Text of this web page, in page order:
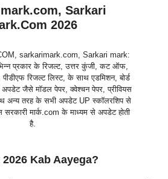
Sarkari
2026
sarkarimark.com, Sarkari mark:
प्रकार के रिजल्ट, उत्तर कुंजी, कट ऑफ,
रिजल्ट लिस्ट, के साथ एडमिशन, बोर्ड
अपडेट जैसे मॉडल पेपर, क्वेश्चन पेपर, प्रीवियस
अन्य तरह के सभी अपडेट UP स्कॉलरशिप से
मार्क.com के माध्यम से अपडेट होती
है.
Kab Aayega?